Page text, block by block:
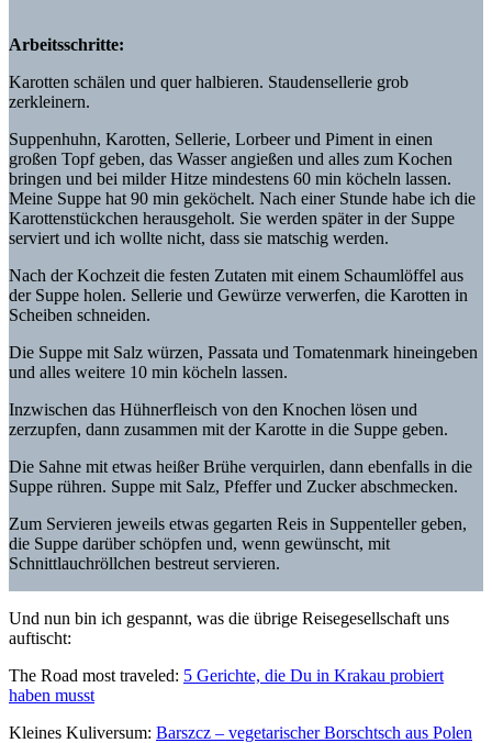
Arbeitsschritte:
Karotten schälen und quer halbieren. Staudensellerie grob
zerkleinern.
Suppenhuhn, Karotten, Sellerie, Lorbeer und Piment in einen
großen Topf geben, das Wasser angießen und alles zum Kochen
bringen und bei milder Hitze mindestens 60 min köcheln lassen.
Meine Suppe hat 90 min geköchelt. Nach einer Stunde habe ich die
Karottenstückchen herausgeholt. Sie werden später in der Suppe
serviert und ich wollte nicht, dass sie matschig werden.
Nach der Kochzeit die festen Zutaten mit einem Schaumlöffel aus
der Suppe holen. Sellerie und Gewürze verwerfen, die Karotten in
Scheiben schneiden.
Die Suppe mit Salz würzen, Passata und Tomatenmark hineingeben
und alles weitere 10 min köcheln lassen.
Inzwischen das Hühnerfleisch von den Knochen lösen und
zerzupfen, dann zusammen mit der Karotte in die Suppe geben.
Die Sahne mit etwas heißer Brühe verquirlen, dann ebenfalls in die
Suppe rühren. Suppe mit Salz, Pfeffer und Zucker abschmecken.
Zum Servieren jeweils etwas gegarten Reis in Suppenteller geben,
die Suppe darüber schöpfen und, wenn gewünscht, mit
Schnittlauchröllchen bestreut servieren.
Und nun bin ich gespannt, was die übrige Reisegesellschaft uns
auftischt:
The Road most traveled: 5 Gerichte, die Du in Krakau probiert
haben musst
Kleines Kuliversum: Barszcz – vegetarischer Borschtsch aus Polen